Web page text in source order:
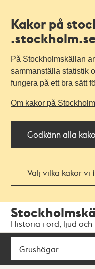
Kakor på
På Stockholmskällan
sammanställa statistik
fungera på ett bra sätt
Om kakor på
Godkänn alla
Välj vilka kakor vi
navigationen
huvudinnehållet
Historia i ord, ljud och
Sök